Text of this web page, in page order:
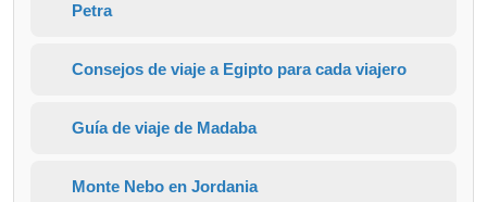
Petra
Consejos de viaje a Egipto para cada viajero
Guía de viaje de Madaba
Monte Nebo en Jordania